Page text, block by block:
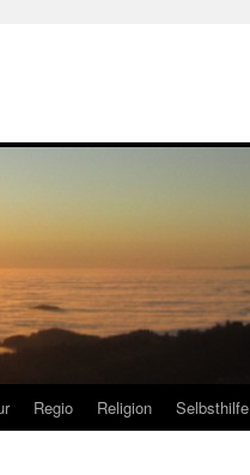
Regio Religion Selbsthilfe